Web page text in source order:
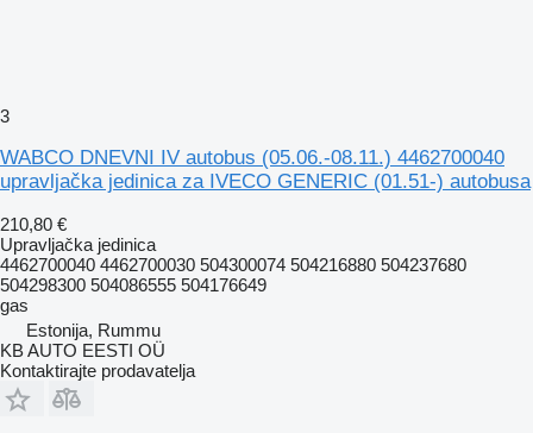
3
WABCO DNEVNI IV autobus (05.06.-08.11.) 4462700040
upravljačka jedinica za IVECO GENERIC (01.51-) autobusa
210,80 €
Upravljačka jedinica
4462700040 4462700030 504300074 504216880 504237680
504298300 504086555 504176649
gas
Estonija, Rummu
KB AUTO EESTI OÜ
Kontaktirajte prodavatelja